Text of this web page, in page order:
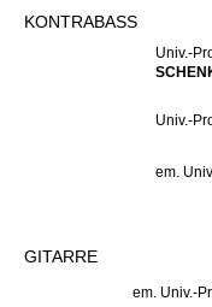
KONTRABASS
Univ.-
Univ.-
em.
GITARRE
em. Univ.-